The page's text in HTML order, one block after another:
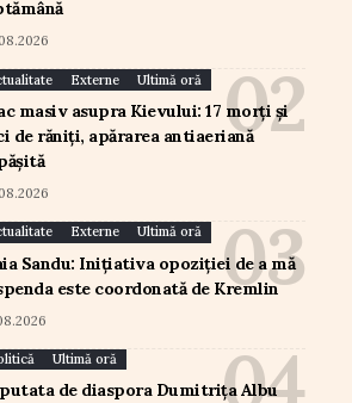
Externe Ultimă oră
masiv asupra Kievului: 17 morți și
de răniți, apărarea antiaeriană
Externe Ultimă oră
Sandu: Inițiativa opoziției de a mă
este coordonată de Kremlin
Ultimă oră
de diaspora Dumitrița Albu